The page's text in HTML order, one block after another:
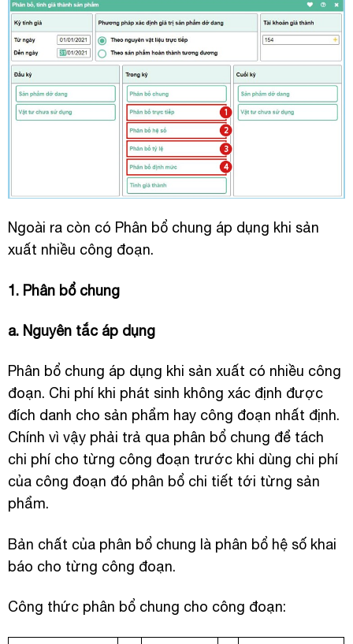
Ngoài ra còn có Phân bổ chung áp dụng khi sản
xuất nhiều công đoạn.
1. Phân bổ chung
a. Nguyên tắc áp dụng
Phân bổ chung áp dụng khi sản xuất có nhiều công
đoạn. Chi phí khi phát sinh không xác định được
đích danh cho sản phẩm hay công đoạn nhất định.
Chính vì vậy phải trả qua phân bổ chung để tách
chi phí cho từng công đoạn trước khi dùng chi phí
của công đoạn đó phân bổ chi tiết tới từng sản
phẩm.
Bản chất của phân bổ chung là phân bổ hệ số khai
báo cho từng công đoạn.
Công thức phân bổ chung cho công đoạn: